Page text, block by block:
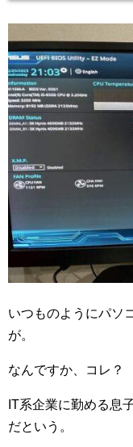
いつものようにパソ
が。
なんですか、コレ？
IT系企業に勤める息
だという。